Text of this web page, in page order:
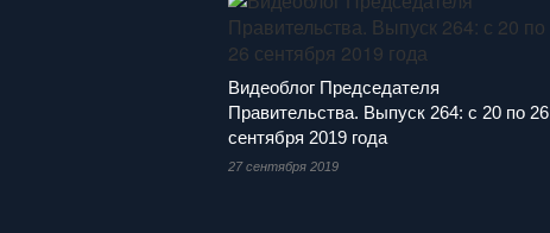
Видеоблог Председателя
Правительства. Выпуск 264: с 20 по 26
сентября 2019 года
27 сентября 2019